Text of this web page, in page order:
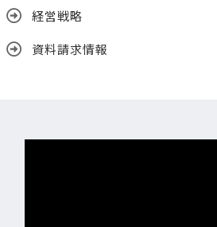
経営戦略
資料請求情報